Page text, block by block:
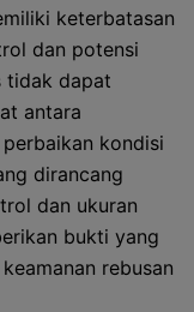
keterbatasan
dan potensi
tidak dapat
antara
kondisi
dirancang
dan ukuran
bukti yang
rebusan